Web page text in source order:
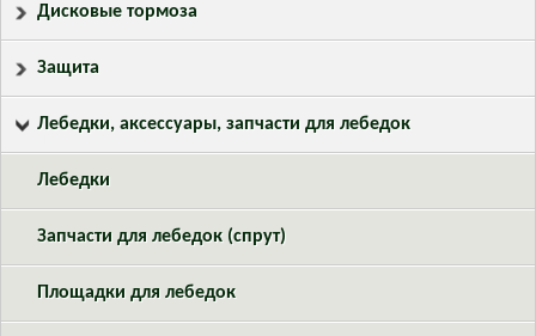
Дисковые тормоза
Защита
Лебедки, аксессуары, запчасти для лебедок
Лeбедки
Запчасти для лебедок (спрут)
Площадки для лебедок